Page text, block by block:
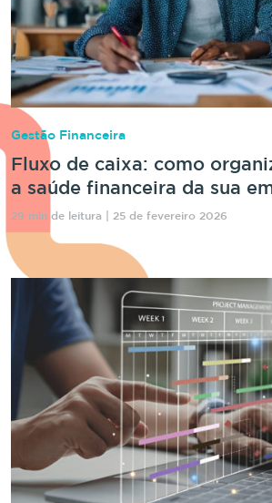
Gestão Financeira
Fluxo de caixa: como
a saúde financeira da sua
29 min de leitura | 25 de fevereiro 2026